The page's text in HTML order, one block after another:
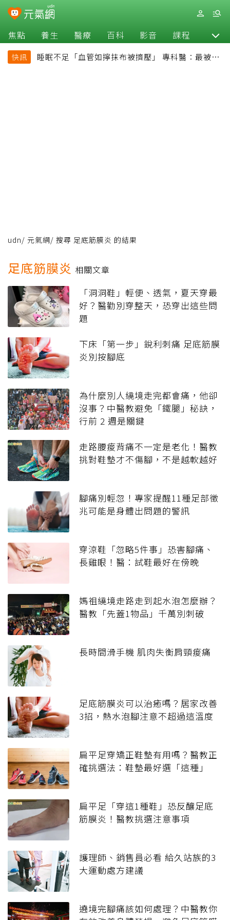
焦點 養生 醫療 百科 影音 課程 退休
快訊
睡眠不足「血管如擰抹布被擠壓」 專科醫：最被忽
udn/ 元氣網/ 搜尋 足底筋膜炎 的結果
足底筋膜炎 相關文章
「洞洞鞋」輕便、透氣，夏天穿最
好？醫勸別穿整天，恐穿出這些問
題
下床「第一步」銳利刺痛 足底筋膜
炎別按腳底
為什麼別人繞境走完都會痛，他卻
沒事？中醫教避免「鐵腿」秘訣，
行前 2 週是關鍵
走路腰痠背痛不一定是老化！醫教
挑對鞋墊才不傷腳，不是越軟越好
腳痛別輕忽！專家提醒11種足部徵
兆可能是身體出問題的警訊
穿涼鞋「忽略5件事」恐害腳痛、
長雞眼！醫：試鞋最好在傍晚
媽祖繞境走路走到起水泡怎麼辦？
醫教「先蓋1物品」千萬別刺破
長時間滑手機 肌肉失衡肩頸痠痛
足底筋膜炎可以治癒嗎？居家改善
3招，熱水泡腳注意不超過這溫度
扁平足穿矯正鞋墊有用嗎？醫教正
確挑選法：鞋墊最好選「這種」
扁平足「穿這1種鞋」恐反釀足底
筋膜炎！醫教挑選注意事項
護理師、銷售員必看 給久站族的3
大運動處方建議
遶境完腳痛該如何處理？中醫教你